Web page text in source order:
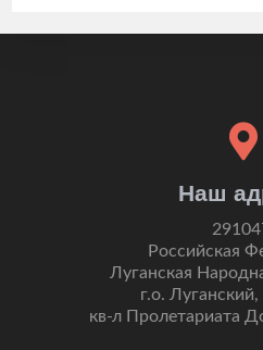
Наш
Российская
Луганская
г.о. Луганский,
кв-л Пролетариата